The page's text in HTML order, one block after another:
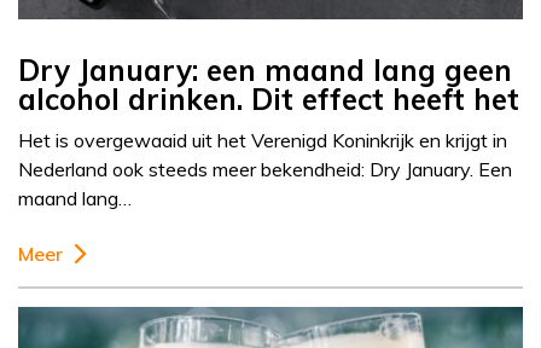
Dry January: een maand lang geen
alcohol drinken. Dit effect heeft het
Het is overgewaaid uit het Verenigd Koninkrijk en krijgt in
Nederland ook steeds meer bekendheid: Dry January. Een
maand lang…
Meer